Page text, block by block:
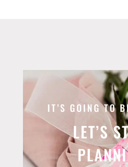
IT’S GOING TO
LET’S